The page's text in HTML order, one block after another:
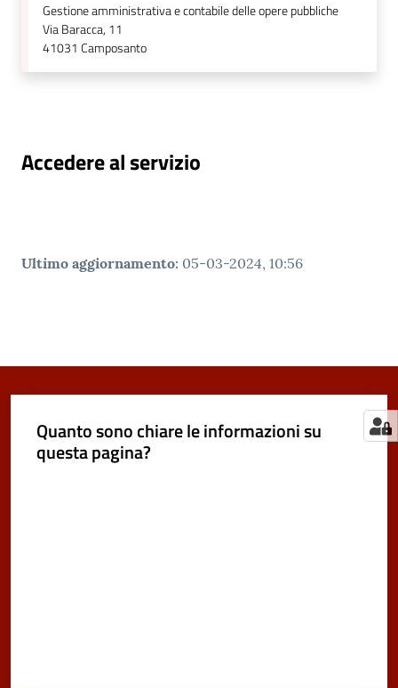
Gestione amministrativa e contabile delle opere pubbliche
Via Baracca, 11
41031 Camposanto
Accedere al servizio
Ultimo aggiornamento: 05-03-2024, 10:56
Quanto sono chiare le informazioni su
questa pagina?